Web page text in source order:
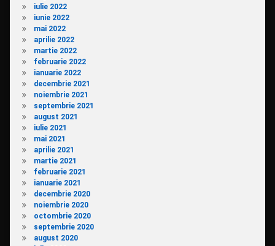
iulie 2022
iunie 2022
mai 2022
aprilie 2022
martie 2022
februarie 2022
ianuarie 2022
decembrie 2021
noiembrie 2021
septembrie 2021
august 2021
iulie 2021
mai 2021
aprilie 2021
martie 2021
februarie 2021
ianuarie 2021
decembrie 2020
noiembrie 2020
octombrie 2020
septembrie 2020
august 2020